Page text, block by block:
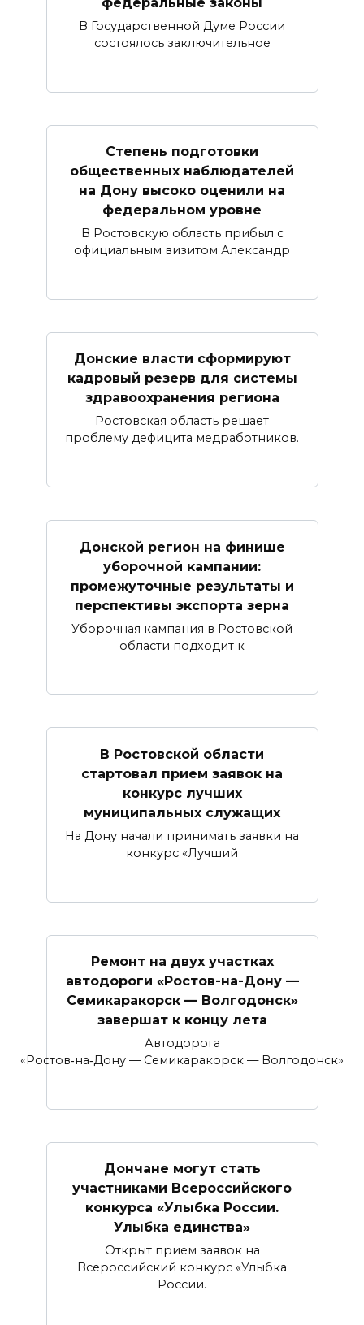
В Государственной Думе России
состоялось заключительное
Степень подготовки
общественных наблюдателей
на Дону высоко оценили на
федеральном уровне
В Ростовскую область прибыл с
официальным визитом Александр
Донские власти сформируют
кадровый резерв для системы
здравоохранения региона
Ростовская область решает
проблему дефицита медработников.
Донской регион на финише
уборочной кампании:
промежуточные результаты и
перспективы экспорта зерна
Уборочная кампания в Ростовской
области подходит к
В Ростовской области
стартовал прием заявок на
конкурс лучших
муниципальных служащих
На Дону начали принимать заявки на
конкурс «Лучший
Ремонт на двух участках
автодороги «Ростов-на-Дону —
Семикаракорск — Волгодонск»
завершат к концу лета
Автодорога
«Ростов‑на‑Дону — Семикаракорск — Волгодонск»
Дончане могут стать
участниками Всероссийского
конкурса «Улыбка России.
Улыбка единства»
Открыт прием заявок на
Всероссийский конкурс «Улыбка
России.